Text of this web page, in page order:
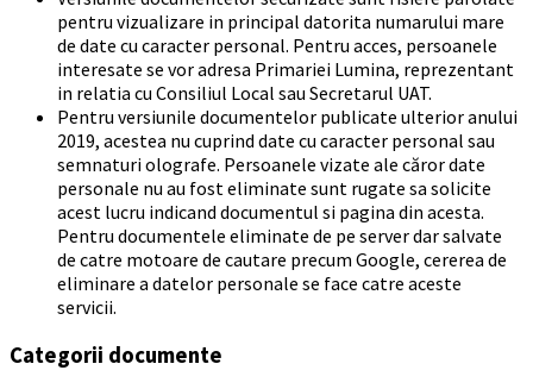
pentru vizualizare in principal datorita numarului mare
de date cu caracter personal. Pentru acces, persoanele
interesate se vor adresa Primariei Lumina, reprezentant
in relatia cu Consiliul Local sau Secretarul UAT.
Pentru versiunile documentelor publicate ulterior anului
2019, acestea nu cuprind date cu caracter personal sau
semnaturi olografe. Persoanele vizate ale căror date
personale nu au fost eliminate sunt rugate sa solicite
acest lucru indicand documentul si pagina din acesta.
Pentru documentele eliminate de pe server dar salvate
de catre motoare de cautare precum Google, cererea de
eliminare a datelor personale se face catre aceste
servicii.
Categorii documente